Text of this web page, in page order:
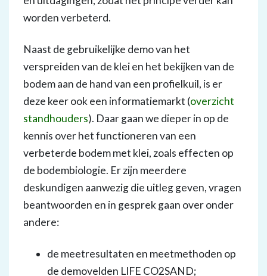
worden verbeterd.
Naast de gebruikelijke demo van het
verspreiden van de klei en het bekijken van de
bodem aan de hand van een profielkuil, is er
deze keer ook een informatiemarkt (overzicht
standhouders). Daar gaan we dieper in op de
kennis over het functioneren van een
verbeterde bodem met klei, zoals effecten op
de bodembiologie. Er zijn meerdere
deskundigen aanwezig die uitleg geven, vragen
beantwoorden en in gesprek gaan over onder
andere:
de meetresultaten en meetmethoden op
de demovelden LIFE CO2SAND;